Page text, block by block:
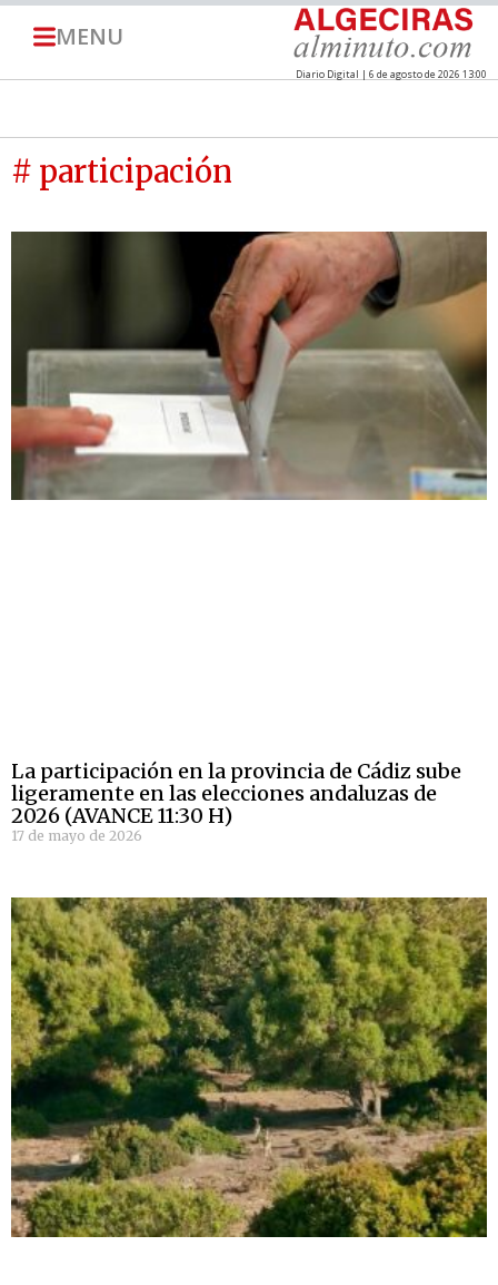
MENU
Diario Digital | 6 de agosto de 2026 13:00
# participación
La participación en la provincia de Cádiz sube
ligeramente en las elecciones andaluzas de
2026 (AVANCE 11:30 H)
17 de mayo de 2026